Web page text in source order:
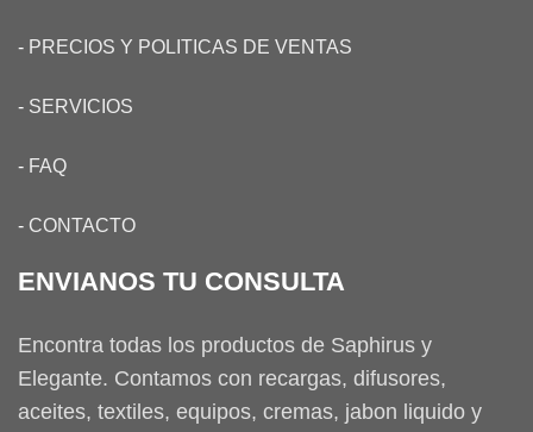
- PRECIOS Y POLITICAS DE VENTAS
- SERVICIOS
- FAQ
- CONTACTO
ENVIANOS TU CONSULTA
Encontra todas los productos de Saphirus y
Elegante. Contamos con recargas, difusores,
aceites, textiles, equipos, cremas, jabon liquido y